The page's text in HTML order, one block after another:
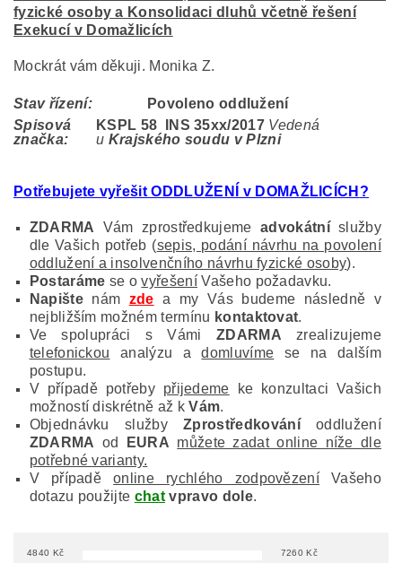
fyzické osoby a Konsolidaci dluhů včetně řešení
Exekucí v Domažlicích
Mockrát vám děkuji. Monika Z.
Stav řízení:
Povoleno oddlužení
Spisová
značka:
KSPL 58 INS 35xx/2017 Vedená
u Krajského soudu v Plzni
Potřebujete vyřešit ODDLUŽENÍ v DOMAŽLICÍCH ?
ZDARMA Vám zprostředkujeme advokátníslužby
dle Vašich potřeb (sepis, podání návrhu na povolení
oddlužení a insolvenčního návrhu fyzické osoby).
Postaráme se ovyřešeníVašeho požadavku.
Napištenám zde a my Vás budeme následně v
nejbližším možném termínu kontaktovat.
Ve spolupráci s Vámi ZDARMA zrealizujeme
telefonickou analýzu adomluvíme se na dalším
postupu.
V případě potřeby přijedeme ke konzultaci Vašich
možností diskrétně až kVám.
Objednávku služby
Zprostředkováníoddlužení
ZDARMA od EURA můžete zadat online níže dle
potřebné varianty.
V případěonline rychlého zodpovězení Vašeho
dotazu použijte chatvpravo dole.
4840 Kč 7260 Kč